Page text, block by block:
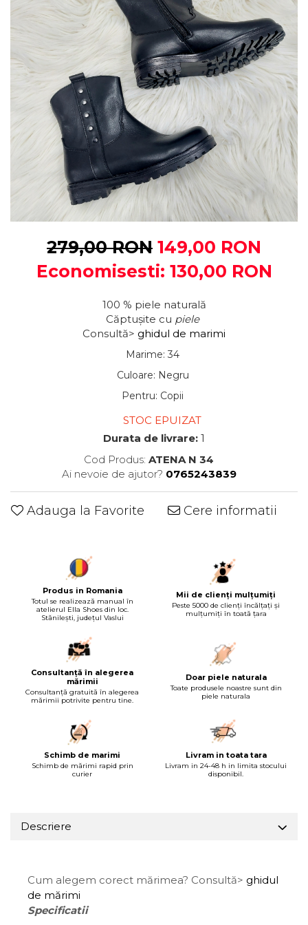
279,00 RON 149,00 RON
Economisesti: 130,00 RON
100 % piele naturală
Căptușite cu piele
Consultă> ghidul de marimi
Marime: 34
Culoare: Negru
Pentru: Copii
STOC EPUIZAT
Durata de livrare: 1
Cod Produs: ATENA N 34
Ai nevoie de ajutor? 0765243839
Adauga la Favorite Cere informatii
Produs in Romania
Totul se realizează manual în
atelierul Ella Shoes din loc.
Stănilești, județul Vaslui
Mii de clienți mulțumiți
Peste 5000 de clienți încălțați și
mulțumiți în toată țara
Consultanță în alegerea
mărimii
Consultanță gratuită în alegerea
mărimii potrivite pentru tine.
Doar piele naturala
Toate produsele noastre sunt din
piele naturala
Schimb de marimi
Schimb de mărimi rapid prin
curier
Livram in toata tara
Livram in 24-48 h in limita stocului
disponibil.
Descriere
Cum alegem corect mărimea? Consultă> ghidul
de mărimi
Specificatii